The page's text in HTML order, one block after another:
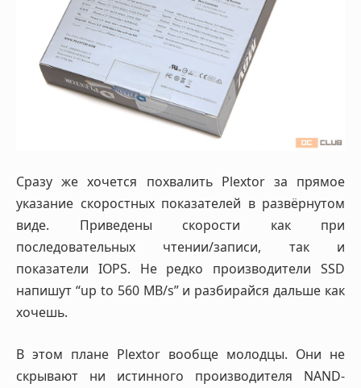
Сразу же хочется похвалить Plextor за прямое
указание скоростных показателей в развёрнутом
виде. Приведены скорости как при
последовательных чтении/записи, так и
показатели IOPS. Не редко производители SSD
напишут “up to 560 MB/s” и разбирайся дальше как
хочешь.
В этом плане Plextor вообще молодцы. Они не
скрывают ни истинного производителя NAND-